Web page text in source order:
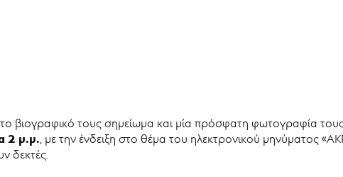
το βιογραφικό τους σημείωμα και μία πρόσφατη φωτογραφία
2 μ.μ. , με την ένδειξη στο θέμα του ηλεκτρονικού μηνύματος
δεκτές.